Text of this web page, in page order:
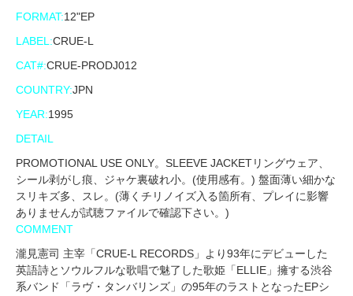
FORMAT:12"EP
LABEL:CRUE-L
CAT#:CRUE-PRODJ012
COUNTRY:JPN
YEAR:1995
DETAIL
PROMOTIONAL USE ONLY。SLEEVE JACKETリングウェア、
シール剥がし痕、ジャケ裏破れ小。(使用感有。) 盤面薄い細かな
スリキズ多、スレ。(薄くチリノイズ入る箇所有、プレイに影響
ありませんが試聴ファイルで確認下さい。)
COMMENT
瀧見憲司 主宰「CRUE-L RECORDS」より93年にデビューした
英語詩とソウルフルな歌唱で魅了した歌姫「ELLIE」擁する渋谷
系バンド「ラヴ・タンバリンズ」の95年のラストとなったEPシ